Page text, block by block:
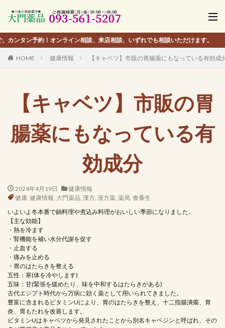
約！オンライン相談、来店相談、いずれでも相談いただけます。
HOME 健康情報 【キャベツ】市販の胃腸薬にもなっている有効成
【キャベツ】市販の胃
腸薬にもなっている有
効成分
2024年4月19日
健康情報
健康, 健康情報, 大門薬品, 漢方, 漢方薬, 薬局, 食養生
いよいよ冬本番で鍋料理や煮込み料理がおいしい季節になりました。
【主な効能】
・熱を冷ます
・腎機能を補い水分代謝を促す
・止血する
・痛みを止める
・胃のはたらきを整える
五性：寒(体を冷やします)
五味：甘(緊張を緩めたり、味を中和するはたらきがある)
古代エジプト時代から万病に効く薬として用いられてきました。
豊富に含まれるビタミンUにより、胃のはたらきを整え、十二指腸潰瘍、胃
炎、胃もたれを改善します。
ビタミンUはキャベツから発見されたことから別名キャベジンと呼ばれ、その